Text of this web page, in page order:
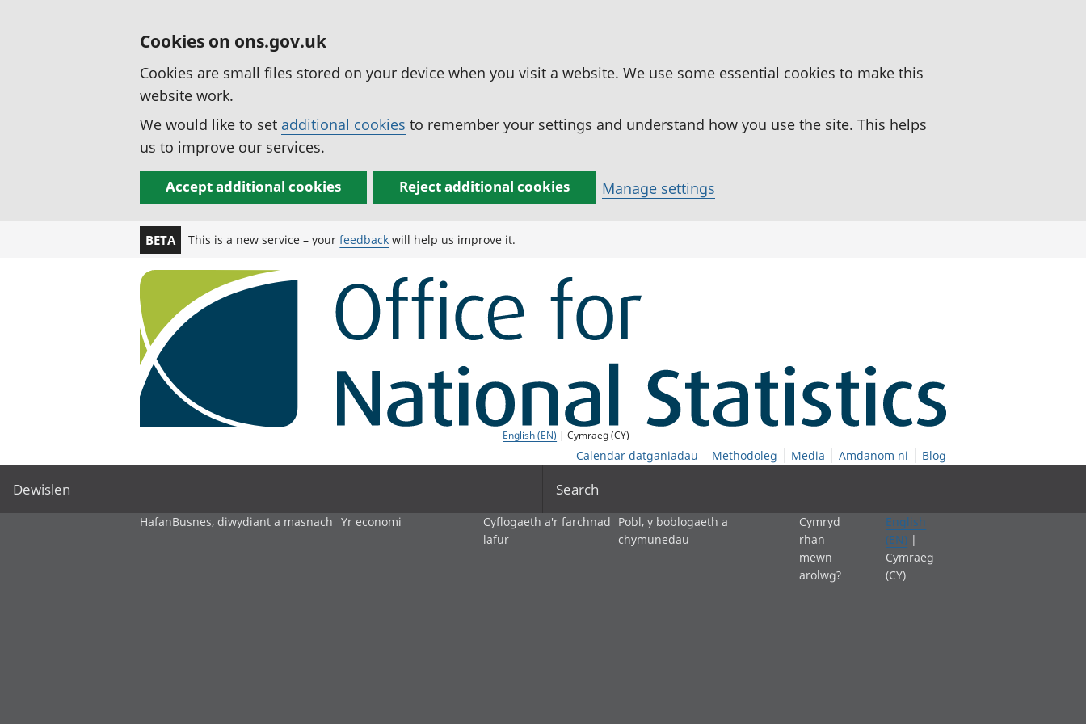
Cookies on ons.gov.uk
Cookies are small files stored on your device when you visit a website. We use some essential cookies to make this
website work.
We would like to set additional cookies to remember your settings and understand how you use the site. This helps
us to improve our services.
Accept additional cookies Reject additional cookies Manage settings
BETA This is a new service – yourfeedback will help us improve it.
English (EN) | Cymraeg (CY)
Calendar datganiadau Methodoleg Media Amdanom ni Blog
Dewislen Search
HafanBusnes, diwydiant a masnach Yr economi
Cyflogaeth a'r farchnad
lafur
Pobl, y boblogaeth a
chymunedau
Cymryd
rhan
mewn
arolwg?
English
(EN) |
Cymraeg
(CY)